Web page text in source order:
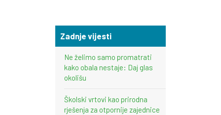
Zadnje vijesti
Ne želimo samo promatrati
kako obala nestaje: Daj glas
okolišu
Školski vrtovi kao prirodna
rješenja za otpornije zajednice